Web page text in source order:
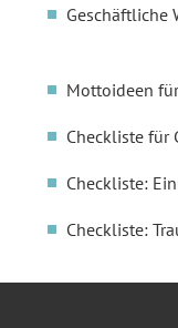
Geschäftliche
Mottoideen
Checkliste für
Checkliste:
Checkliste: